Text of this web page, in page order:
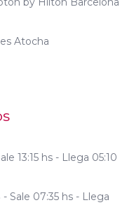
Atocha
13:15 hs - Llega 05:10
Sale 07:35 hs - Llega